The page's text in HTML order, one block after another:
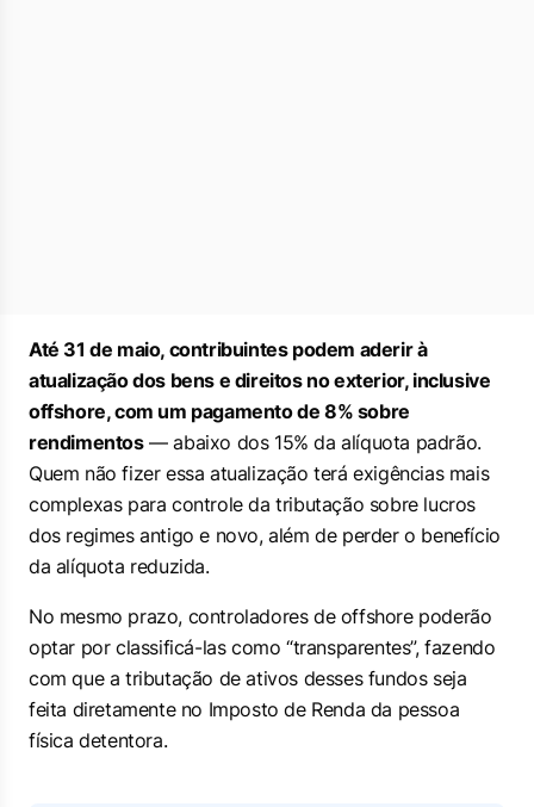
Até 31 de maio, contribuintes podem aderir à
atualização dos bens e direitos no exterior, inclusive
offshore, com um pagamento de 8% sobre
rendimentos— abaixo dos 15% da alíquota padrão.
Quem não fizer essa atualização terá exigências mais
complexas para controle da tributação sobre lucros
dos regimes antigo e novo, além de perder o benefício
da alíquota reduzida.
No mesmo prazo, controladores de offshore poderão
optar por classificá-las como “transparentes”, fazendo
com que a tributação de ativos desses fundos seja
feita diretamente no Imposto de Renda da pessoa
física detentora.